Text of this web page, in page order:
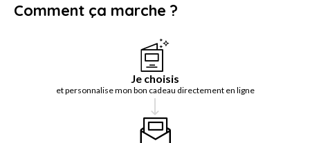
Comment ça marche ?
Je choisis
et personnalise mon bon cadeau directement en ligne